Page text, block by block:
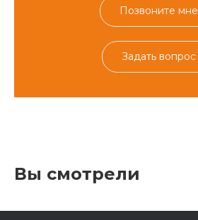
Позвоните мне
Задать вопрос
Вы смотрели